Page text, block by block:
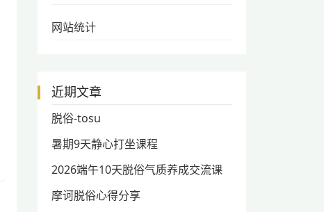
网站统计
近期文章
脱俗-tosu
暑期9天静心打坐课程
2026端午10天脱俗气质养成交流课
摩诃脱俗心得分享